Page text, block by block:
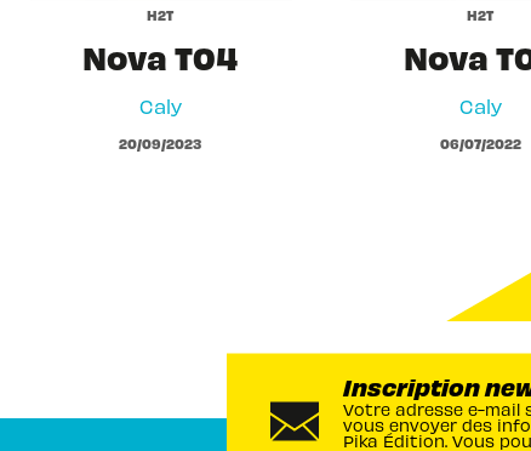
H2T
Nova T04
Caly
20/09/2023
H2T
Nova
Caly
06/07/2022
Inscription
Votre adresse e-mail
vous envoyer des
Pika Édition. Vous